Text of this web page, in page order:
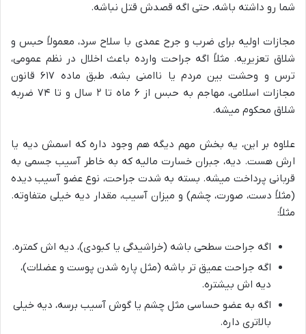
شما رو داشته باشه، حتی اگه قصدش قتل نباشه.
مجازات اولیه برای ضرب و جرح عمدی با سلاح سرد، معمولاً حبس و
شلاق تعزیریه. مثلاً اگه جراحت وارده باعث اخلال در نظم عمومی،
ترس و وحشت بین مردم یا ناامنی بشه، طبق ماده ۶۱۷ قانون
مجازات اسلامی، مهاجم به حبس از ۶ ماه تا ۲ سال و تا ۷۴ ضربه
شلاق محکوم میشه.
علاوه بر این، یه بخش مهم دیگه هم وجود داره که اسمش دیه یا
ارش هست. دیه، جبران خسارت مالیه که به خاطر آسیب جسمی به
قربانی پرداخت میشه. بسته به شدت جراحت، نوع عضو آسیب دیده
(مثلاً دست، صورت، چشم) و میزان آسیب، مقدار دیه خیلی متفاوته.
مثلاً:
اگه جراحت سطحی باشه (خراشیدگی یا کبودی)، دیه اش کمتره.
اگه جراحت عمیق تر باشه (مثل پاره شدن پوست و عضلات)،
دیه اش بیشتره.
اگه به عضو حساسی مثل چشم یا گوش آسیب برسه، دیه خیلی
بالاتری داره.